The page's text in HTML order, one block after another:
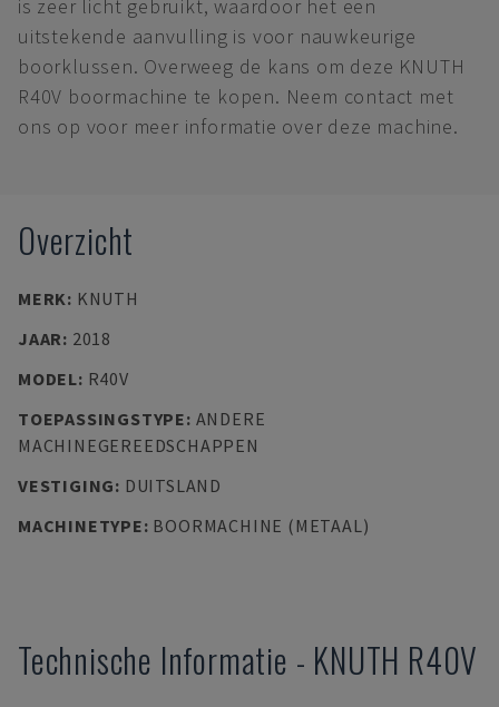
is zeer licht gebruikt, waardoor het een
uitstekende aanvulling is voor nauwkeurige
boorklussen. Overweeg de kans om deze KNUTH
R40V boormachine te kopen. Neem contact met
ons op voor meer informatie over deze machine.
Overzicht
MERK: KNUTH
JAAR: 2018
MODEL: R40V
TOEPASSINGSTYPE: ANDERE
MACHINEGEREEDSCHAPPEN
VESTIGING: DUITSLAND
MACHINETYPE: BOORMACHINE (METAAL)
Technische Informatie - KNUTH R40V